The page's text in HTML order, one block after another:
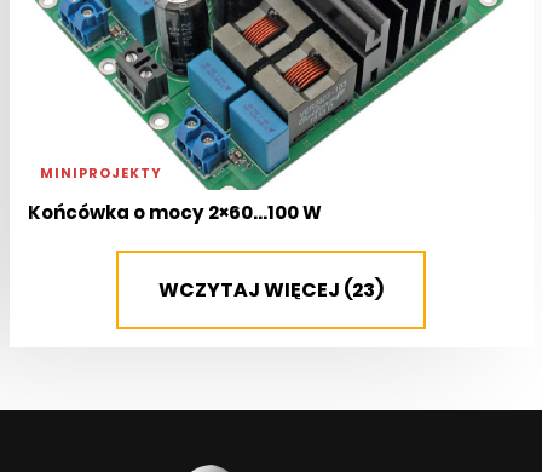
MINIPROJEKTY
Końcówka o mocy 2×60...100 W
WCZYTAJ WIĘCEJ (23)